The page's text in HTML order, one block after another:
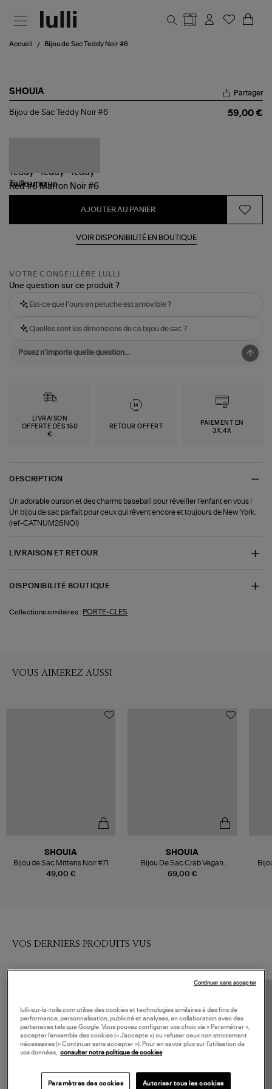
Accueil Bijou de Sac Teddy Noir #6
SHOUIA
Bijou
Partager
Bijou de Sac Teddy Noir #6 59,00 €
Tailleunique
AJOUTER AU PANIER
VOIR DISPONIBILITÉ EN BOUTIQUE
VOTRE CONSEILLÈRE LULLI
Une question sur ce produit ?
Est-ce que l'ours en peluche est amovible ?
Quelles sont les dimensions de ce bijou de sac ?
LIVRAISON
OFFERTE DÈS 150
€
RETOUR OFFERT
PAIEMENT EN
3X,4X
DESCRIPTION
Un adorable ourson et des charms baseball pour réveiller l’enfant en vous !
Un bijou de sac parfait pour ceux qui rêvent encore et toujours de New York.
(ref-CATNUM26NOI)
LIVRAISON ET RETOUR
DISPONIBILITÉ BOUTIQUE
Collections similaires : PORTE-CLES
VOUS AIMEREZ AUSSI
49,00 €
SHOUIA
Bijou de Sac Mittens Noir #71
69,00 €
SHOUIA
Bijou De Sac Crab Vegan
Leather Black
VOS DERNIERS PRODUITS VUS
lulli-sur-la-toile.com utilise des cookies et technologies similaires à des fins de
performance, personnalisation, publicité et analyses, en collaboration avec des
partenaires tels que Google. Vous pouvez configurer vos choix via « Paramétrer »,
accepter l’ensemble des cookies (« J’accepte ») ou refuser ceux non strictement
nécessaires (« Continuer sans accepter »). Pour en savoir plus sur l’utilisation de
vos données, consulter notre politique de cookies
Paramètres des cookies Autoriser tous les cookies
Continuer sans accepter